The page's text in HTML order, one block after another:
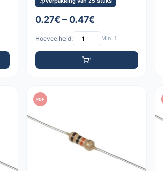
0.27€ – 0.47€
Hoeveelheid: Min: 1
PDF